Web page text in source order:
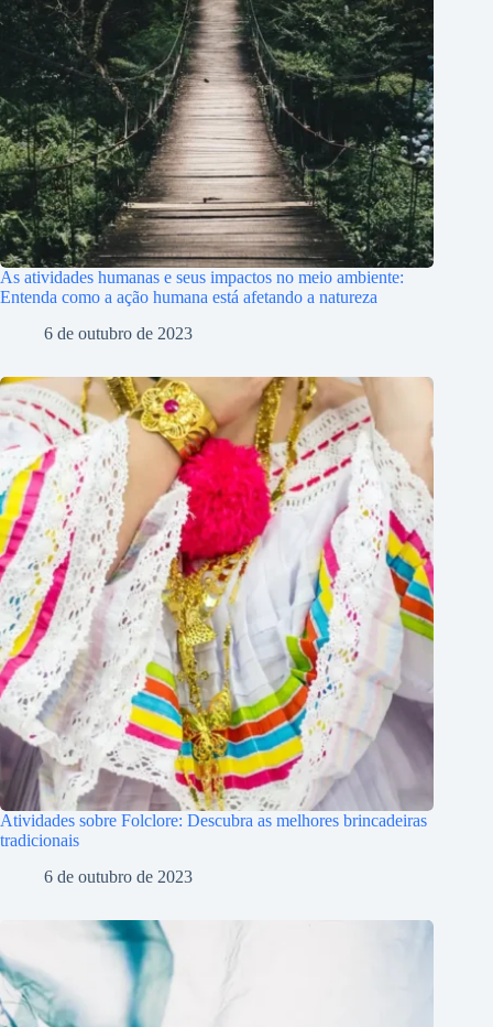
As atividades humanas e seus impactos no meio ambiente:
Entenda como a ação humana está afetando a natureza
6 de outubro de 2023
Atividades sobre Folclore: Descubra as melhores brincadeiras
tradicionais
6 de outubro de 2023